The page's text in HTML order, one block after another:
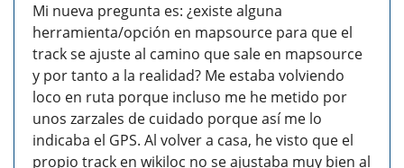
Mi nueva pregunta es: ¿existe alguna
herramienta/opción en mapsource para que el
track se ajuste al camino que sale en mapsource
y por tanto a la realidad? Me estaba volviendo
loco en ruta porque incluso me he metido por
unos zarzales de cuidado porque así me lo
indicaba el GPS. Al volver a casa, he visto que el
propio track en wikiloc no se ajustaba muy bien al